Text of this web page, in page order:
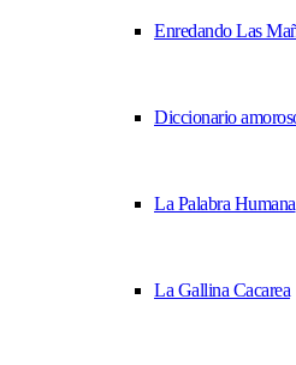
Enredando Las
Diccionario
La Palabra Humana
La Gallina Cacarea